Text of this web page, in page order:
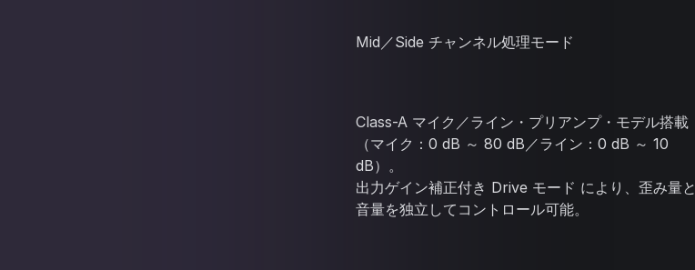
Mid／Side チャンネル処理モード
Class-A マイク／ライン・プリアンプ・モデル搭載
（マイク：0 dB ～ 80 dB／ライン：0 dB ～ 10
dB）。
出力ゲイン補正付き Drive モード により、歪み量と
音量を独立してコントロール可能。